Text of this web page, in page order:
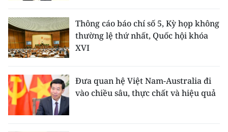
Thông cáo báo chí số 5, Kỳ họp không
thường lệ thứ nhất, Quốc hội khóa
XVI
Đưa quan hệ Việt Nam-Australia đi
vào chiều sâu, thực chất và hiệu quả